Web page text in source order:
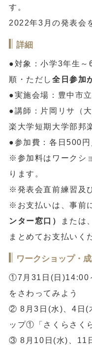
す。
2022年3月の発表会
詳細
●対象：小学3年生
順・ただし 全日参加
●実施会場：豊中市
●講師：片岡リサ（
楽大学短期大学部邦
●参加費：各日500
※参加料はワークシ
ります。
※発表会直前練習及
※お支払いは、事前
ンター窓口）
または
まとめてお支払いく
ワークショップ・
①7月31日(日
をさわってみよう
② 8月3日(水)、4日(
ップ①「さくらさく
③ 8月10日(水)、11